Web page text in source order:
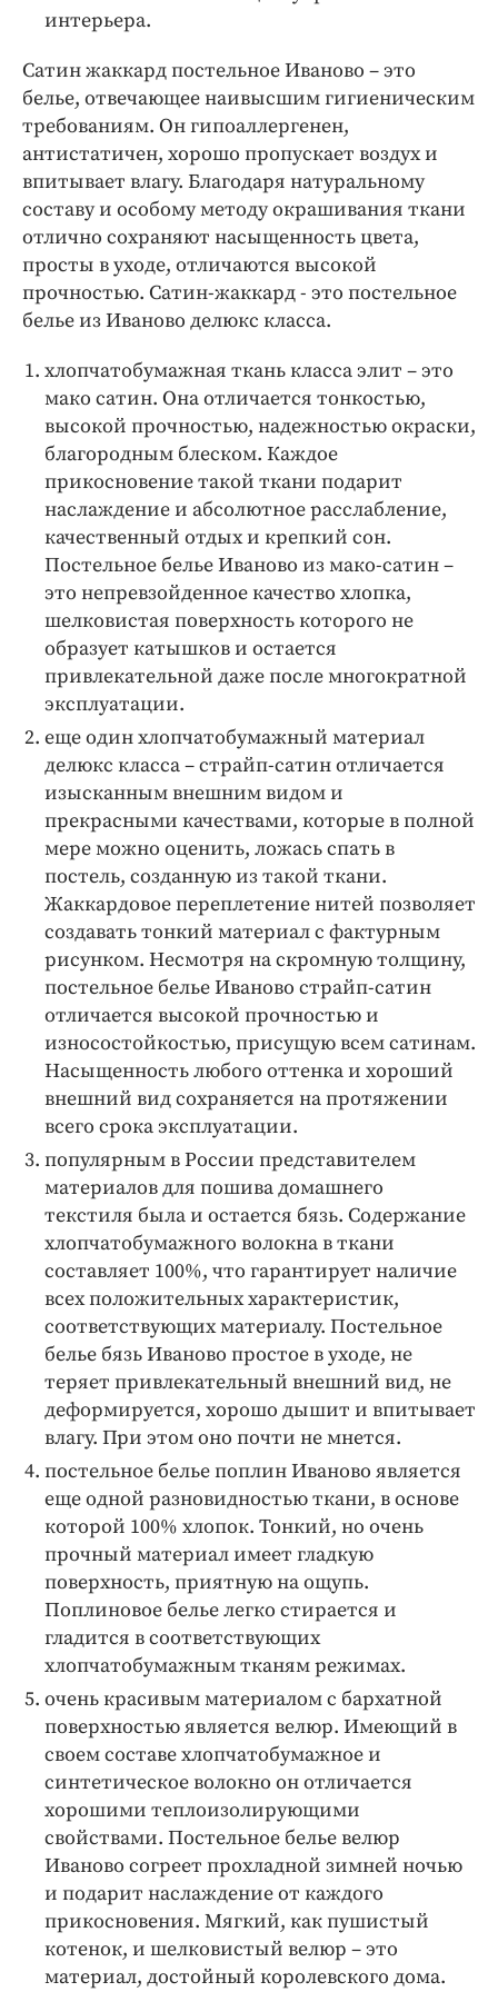
интерьера.
Сатин жаккард постельное Иваново – это
белье, отвечающее наивысшим гигиеническим
требованиям. Он гипоаллергенен,
антистатичен, хорошо пропускает воздух и
впитывает влагу. Благодаря натуральному
составу и особому методу окрашивания ткани
отлично сохраняют насыщенность цвета,
просты в уходе, отличаются высокой
прочностью. Сатин-жаккард - это постельное
белье из Иваново делюкс класса.
хлопчатобумажная ткань класса элит – это
мако сатин. Она отличается тонкостью,
высокой прочностью, надежностью окраски,
благородным блеском. Каждое
прикосновение такой ткани подарит
наслаждение и абсолютное расслабление,
качественный отдых и крепкий сон.
Постельное белье Иваново из мако-сатин –
это непревзойденное качество хлопка,
шелковистая поверхность которого не
образует катышков и остается
привлекательной даже после многократной
эксплуатации.
еще один хлопчатобумажный материал
делюкс класса – страйп-сатин отличается
изысканным внешним видом и
прекрасными качествами, которые в полной
мере можно оценить, ложась спать в
постель, созданную из такой ткани.
Жаккардовое переплетение нитей позволяет
создавать тонкий материал с фактурным
рисунком. Несмотря на скромную толщину,
постельное белье Иваново страйп-сатин
отличается высокой прочностью и
износостойкостью, присущую всем сатинам.
Насыщенность любого оттенка и хороший
внешний вид сохраняется на протяжении
всего срока эксплуатации.
популярным в России представителем
материалов для пошива домашнего
текстиля была и остается бязь. Содержание
хлопчатобумажного волокна в ткани
составляет 100%, что гарантирует наличие
всех положительных характеристик,
соответствующих материалу. Постельное
белье бязь Иваново простое в уходе, не
теряет привлекательный внешний вид, не
деформируется, хорошо дышит и впитывает
влагу. При этом оно почти не мнется.
постельное белье поплин Иваново является
еще одной разновидностью ткани, в основе
которой 100% хлопок. Тонкий, но очень
прочный материал имеет гладкую
поверхность, приятную на ощупь.
Поплиновое белье легко стирается и
гладится в соответствующих
хлопчатобумажным тканям режимах.
очень красивым материалом с бархатной
поверхностью является велюр. Имеющий в
своем составе хлопчатобумажное и
синтетическое волокно он отличается
хорошими теплоизолирующими
свойствами. Постельное белье велюр
Иваново согреет прохладной зимней ночью
и подарит наслаждение от каждого
прикосновения. Мягкий, как пушистый
котенок, и шелковистый велюр – это
материал, достойный королевского дома.